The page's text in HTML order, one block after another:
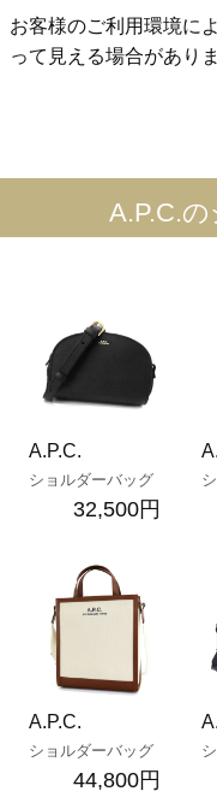
お客様のご利用環境に
って見える場合があり
A.P.C.
A.P.C.
ショルダーバッグ
32,500円
A.P.C.
ショルダーバッグ
44,800円